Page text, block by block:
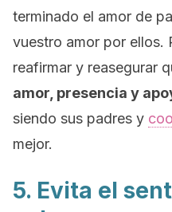
terminado el amor de
vuestro amor por ellos.
reafirmar y reasegurar
amor, presencia y
siendo sus padres y
mejor.
5. Evita el